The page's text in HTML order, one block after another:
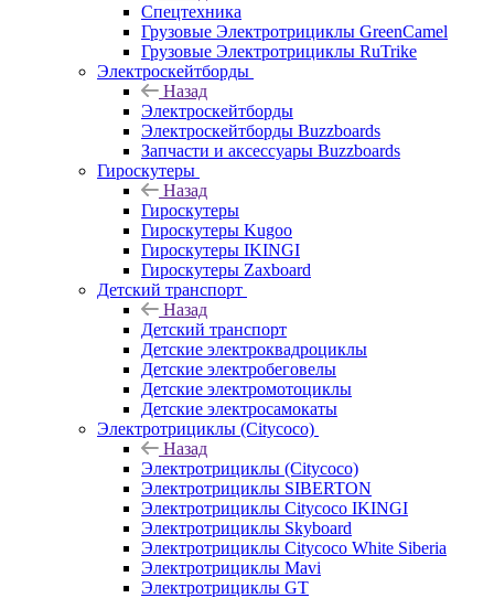
Спецтехника
Грузовые Электротрициклы GreenCamel
Грузовые Электротрициклы RuTrike
Электроскейтборды
Назад
Электроскейтборды
Электроскейтборды Buzzboards
Запчасти и аксессуары Buzzboards
Гироскутеры
Назад
Гироскутеры
Гироскутеры Kugoo
Гироскутеры IKINGI
Гироскутеры Zaxboard
Детский транспорт
Назад
Детский транспорт
Детские электроквадроциклы
Детские электробеговелы
Детские электромотоциклы
Детские электросамокаты
Электротрициклы (Citycoco)
Назад
Электротрициклы (Citycoco)
Электротрициклы SIBERTON
Электротрициклы Citycoco IKINGI
Электротрициклы Skyboard
Электротрициклы Citycoco White Siberia
Электротрициклы Mavi
Электротрициклы GT